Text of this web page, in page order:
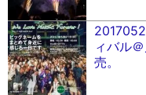
ィバル
売。